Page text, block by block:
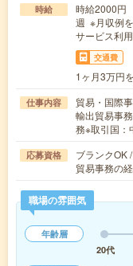
時給
時給2000円
週 ※月収例
サービス利
交通費
1ヶ月3万円
仕事内容
貿易・国際
輸出貿易事
務※取引国：
応募資格
ブランクOK
貿易事務の
職場の雰囲気
年齢層
20代